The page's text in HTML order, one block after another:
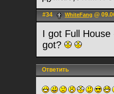
#34 WhiteFаng @
I got Full
got?
Ответить